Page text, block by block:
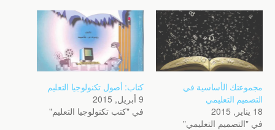
مجموعتك الأساسية في
التصميم التعليمي
18 يناير, 2015
في "التصميم التعليمي"
كتاب: أصول تكنولوجيا التعليم
9 أبريل, 2015
في "كتب تكنولوجيا التعليم"